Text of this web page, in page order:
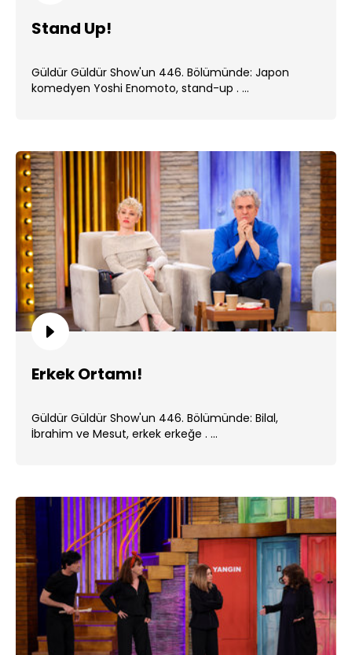
Stand Up!
Güldür Güldür Show'un 446. Bölümünde: Japon
komedyen Yoshi Enomoto, stand-up . ...
Erkek Ortamı!
Güldür Güldür Show'un 446. Bölümünde: Bilal,
İbrahim ve Mesut, erkek erkeğe . ...